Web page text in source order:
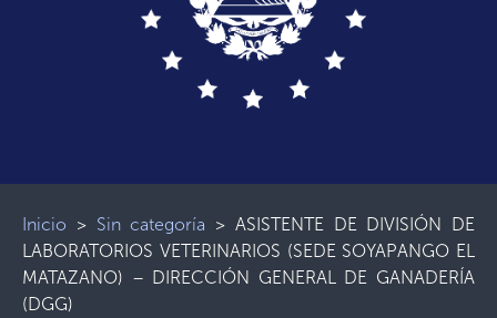
Inicio > Sin categoría > ASISTENTE DE DIVISIÓN DE
LABORATORIOS VETERINARIOS (SEDE SOYAPANGO EL
MATAZANO) – DIRECCIÓN GENERAL DE GANADERÍA
(DGG)